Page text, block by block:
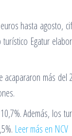
hasta agosto,
Egatur
más
Además, los
Leer más en NCV